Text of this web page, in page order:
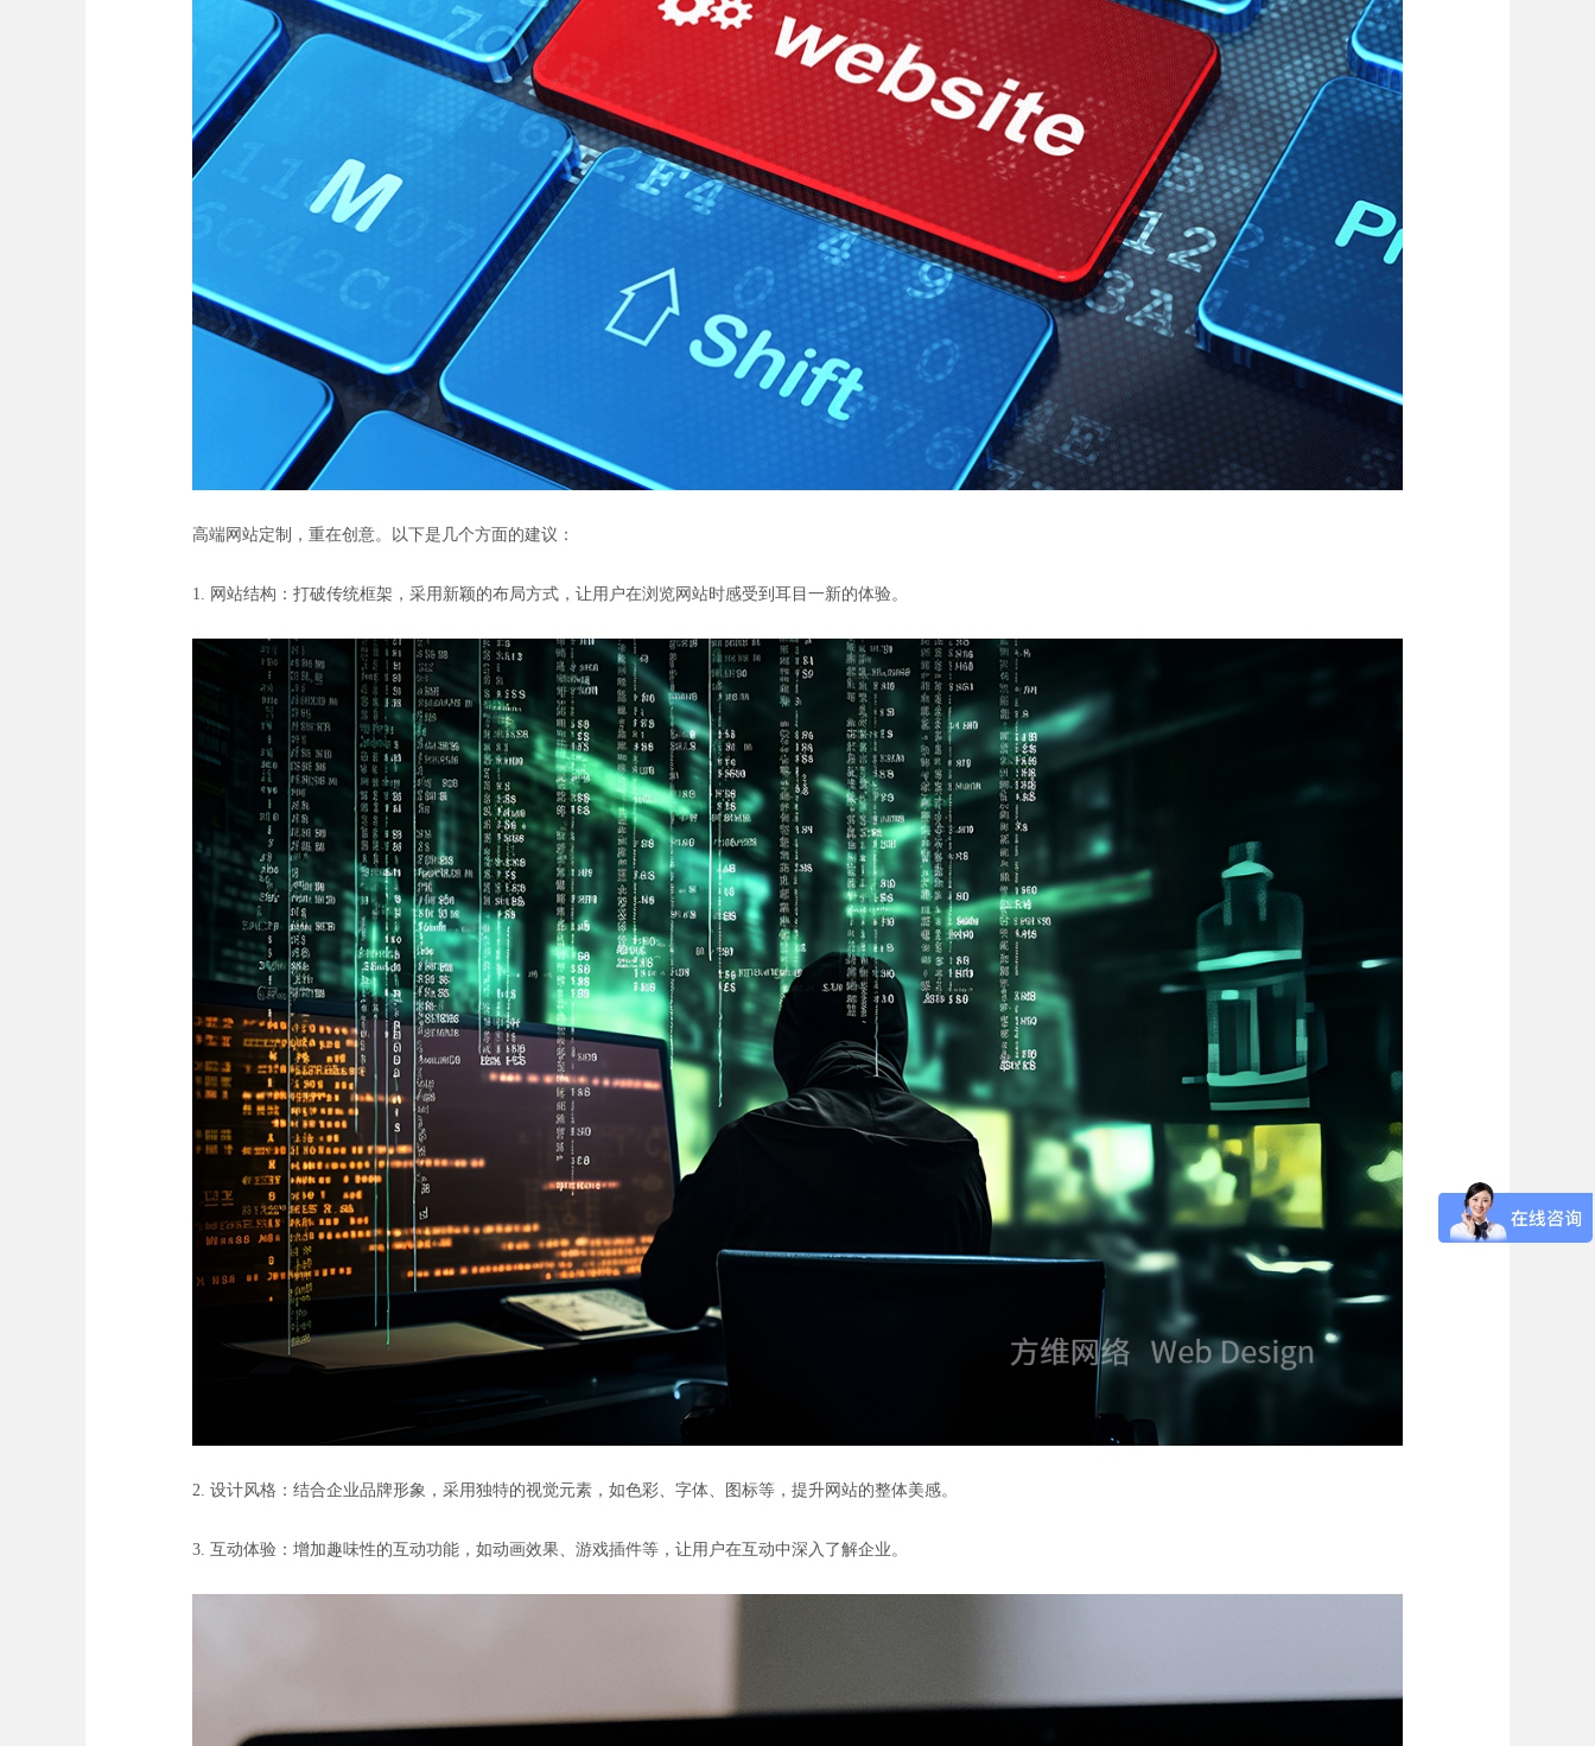
高端网站定制，重在创意。以下是几个方面的建议：
1. 网站结构：打破传统框架，采用新颖的布局方式，让用户在浏览网站时感受到耳目一新的体验。
2. 设计风格：结合企业品牌形象，采用独特的视觉元素，如色彩、字体、图标等，提升网站的整体美感。
3. 互动体验：增加趣味性的互动功能，如动画效果、游戏插件等，让用户在互动中深入了解企业。